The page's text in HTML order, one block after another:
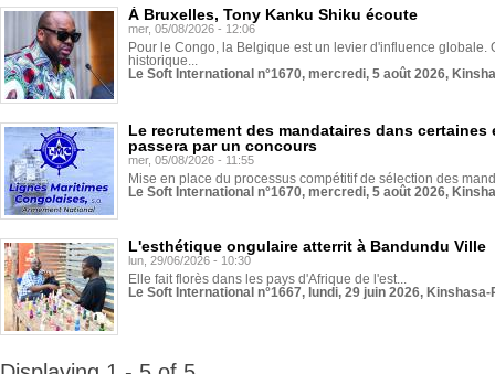
À Bruxelles, Tony Kanku Shiku écoute
mer, 05/08/2026 - 12:06
Pour le Congo, la Belgique est un levier d'influence globale.
historique...
Le Soft International n°1670, mercredi, 5 août 2026,
Le recrutement des mandataires dans
passera par un concours
mer, 05/08/2026 - 11:55
Mise en place du processus compétitif de sélection des
Le Soft International n°1670, mercredi, 5 août 2026,
L'esthétique ongulaire atterrit à Bandundu Ville
lun, 29/06/2026 - 10:30
Elle fait florès dans les pays d'Afrique de l'est...
Le Soft International n°1667, lundi, 29 juin 2026,